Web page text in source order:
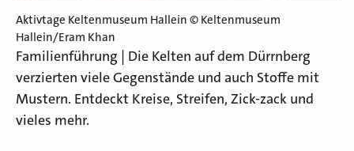
Aktivtage Keltenmuseum Hallein © Keltenmuseum
Hallein/Eram Khan
Familienführung | Die Kelten auf dem Dürrnberg
verzierten viele Gegenstände und auch Stoffe mit
Mustern. Entdeckt Kreise, Streifen, Zick-zack und
vieles mehr.